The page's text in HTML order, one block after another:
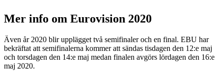
Mer info om Eurovision 2020
Även år 2020 blir upplägget två semifinaler och en final. EBU har
bekräftat att semifinalerna kommer att sändas tisdagen den 12:e maj
och torsdagen den 14:e maj medan finalen avgörs lördagen den 16:e
maj 2020.